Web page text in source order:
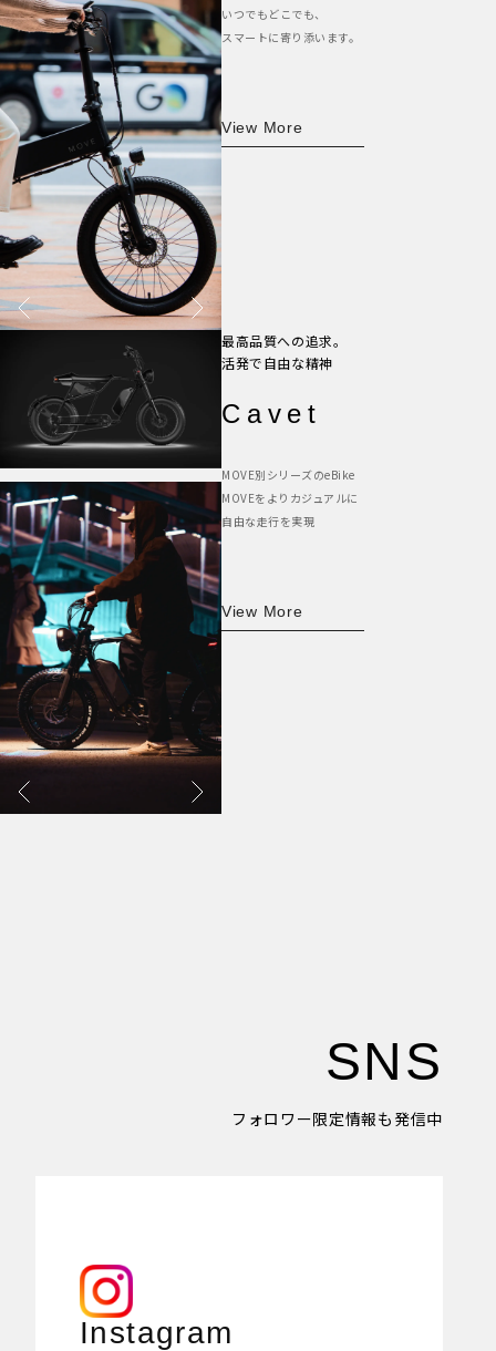
いつでもどこでも、
スマートに寄り添います。
View More
最高品質への追求。
活発で自由な精神
Cavet
MOVE別シリーズのeBike
MOVEをよりカジュアルに
自由な走行を実現
View More
SNS
フォロワー限定情報も発信中
Instagram